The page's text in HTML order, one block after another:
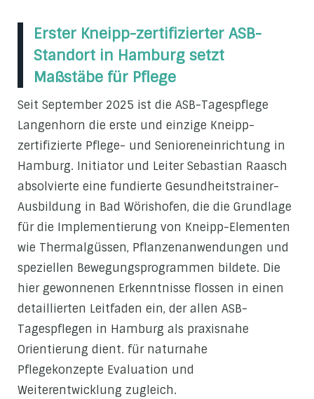
Erster Kneipp-zertifizierter ASB-
Standort in Hamburg setzt
Maßstäbe für Pflege
Seit September 2025 ist die ASB-Tagespflege
Langenhorn die erste und einzige Kneipp-
zertifizierte Pflege- und Senioreneinrichtung in
Hamburg. Initiator und Leiter Sebastian Raasch
absolvierte eine fundierte Gesundheitstrainer-
Ausbildung in Bad Wörishofen, die die Grundlage
für die Implementierung von Kneipp-Elementen
wie Thermalgüssen, Pflanzenanwendungen und
speziellen Bewegungsprogrammen bildete. Die
hier gewonnenen Erkenntnisse flossen in einen
detaillierten Leitfaden ein, der allen ASB-
Tagespflegen in Hamburg als praxisnahe
Orientierung dient. für naturnahe
Pflegekonzepte Evaluation und
Weiterentwicklung zugleich.